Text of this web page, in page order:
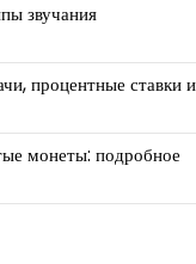
звучания
процентные ставки и
монеты: подробное